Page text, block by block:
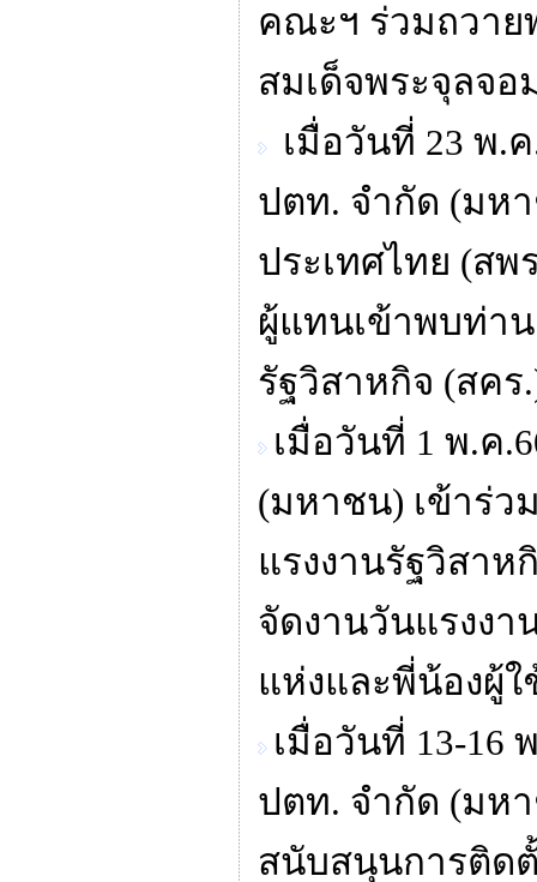
คณะฯ ร่วมถวาย
สมเด็จพระจุลจอ
เมื่อวันที่ 23 พ.
ปตท. จำกัด (มห
ประเทศไทย (ส
ผู้แทนเข้าพบท่า
รัฐวิสาหกิจ (สคร
เมื่อวันที่ 1 พ.ค
(มหาชน) เข้าร่ว
แรงงานรัฐวิสา
จัดงานวันแรงง
แห่งและพี่น้องผู้ใ
เมื่อวันที่ 13-16
ปตท. จำกัด (มห
สนับสนุนการติด